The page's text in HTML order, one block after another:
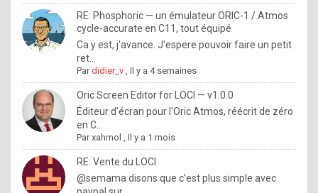
.
I
f
y
o
u
w
a
n
RE: Phosphoric — un émulateur ORIC-1 / Atmos
cycle-accurate en C11, tout équipé
Ca y est, j'avance. J'espere pouvoir faire un petit
ret...
Pardidier_v ,Il y a 4 semaines
Oric Screen Editor for LOCI — v1.0.0
Éditeur d'écran pour l'Oric Atmos, réécrit de zéro
en C...
Parxahmol ,Il y a 1 mois
RE: Vente du LOCI
@semama disons que c'est plus simple avec